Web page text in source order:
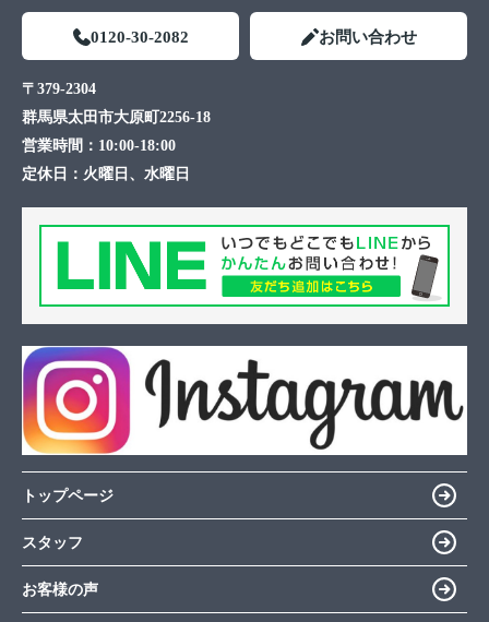
0120-30-2082 お問い合わせ
〒379-2304
群馬県太田市大原町2256-18
営業時間： 10:00-18:00
定休日： 火曜日、水曜日
トップページ
スタッフ
お客様の声